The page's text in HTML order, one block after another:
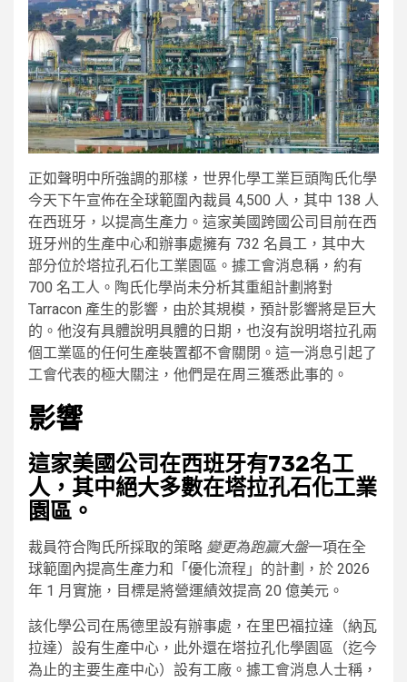
正如聲明中所強調的那樣，世界化學工業巨頭陶氏化學
今天下午宣佈在全球範圍內裁員 4,500 人，其中 138 人
在西班牙，以提高生產力。這家美國跨國公司目前在西
班牙州的生產中心和辦事處擁有 732 名員工，其中大
部分位於塔拉孔石化工業園區。據工會消息稱，約有
700 名工人。陶氏化學尚未分析其重組計劃將對
Tarracon 產生的影響，由於其規模，預計影響將是巨大
的。他沒有具體說明具體的日期，也沒有說明塔拉孔兩
個工業區的任何生產裝置都不會關閉。這一消息引起了
工會代表的極大關注，他們是在周三獲悉此事的。
影響
這家美國公司在西班牙有732名工
人，其中絕大多數在塔拉孔石化工業
園區。
裁員符合陶氏所採取的策略 變更為跑贏大盤一項在全
球範圍內提高生產力和「優化流程」的計劃，於 2026
年 1 月實施，目標是將營運績效提高 20 億美元。
該化學公司在馬德里設有辦事處，在里巴福拉達（納瓦
拉達）設有生產中心，此外還在塔拉孔化學園區（迄今
為止的主要生產中心）設有工廠。據工會消息人士稱，